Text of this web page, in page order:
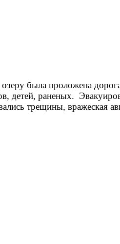
была проложена
детей, раненых.
трещины, вражеская